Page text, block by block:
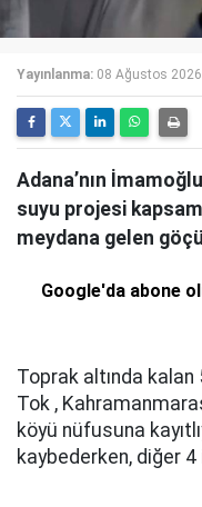
Yayınlanma: 08 Ağustos
Adana’nın
suyu projesi
meydana gelen
Google'da abone
Toprak altında
Tok ,
köyü nüfusuna
kaybederken, diğer 4